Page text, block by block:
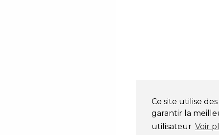
Ce site utilise
garantir la
utilisateur Voir